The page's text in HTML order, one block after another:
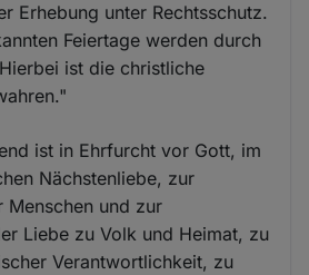
Erhebung unter Rechtsschutz.
Feiertage werden durch
ist die christliche
ist in Ehrfurcht vor Gott, im
Nächstenliebe, zur
Menschen und zur
Liebe zu Volk und Heimat, zu
Verantwortlichkeit, zu